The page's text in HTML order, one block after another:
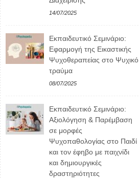
14/07/2025
Εκπαιδευτικό Σεμινάριο:
Εφαρμογή της Εικαστικής
Ψυχοθεραπείας στο Ψυχικό
τραύμα
08/07/2025
Εκπαιδευτικό Σεμινάριο:
Αξιολόγηση & Παρέμβαση
σε μορφές
Ψυχοπαθολογίας στο Παιδί
και τον έφηβο με παιχνίδι
και δημιουργικές
δραστηριότητες